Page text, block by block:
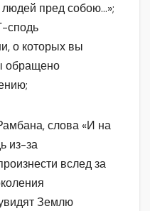
пред собою…»;
сподь
о которых вы
обращено
слова «И на
из-за
вслед за
Землю